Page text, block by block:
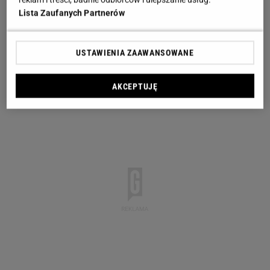
Lista Zaufanych Partnerów
USTAWIENIA ZAAWANSOWANE
AKCEPTUJĘ